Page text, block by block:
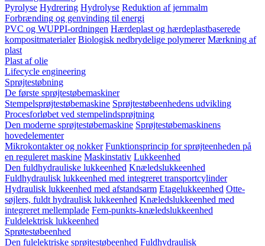
Pyrolyse Hydrering Hydrolyse Reduktion af jernmalm
Forbrænding og genvinding til energi
PVC og WUPPI-ordningen Hærdeplast og hærdeplastbaserede
kompositmaterialer Biologisk nedbrydelige polymerer Mærkning af
plast
Plast af olie
Lifecycle engineering
Sprøjtestøbning
De første sprøjtestøbemaskiner
Stempelsprøjtestøbemaskine Sprøjtestøbeenhedens udvikling
Procesforløbet ved stempelindsprøjtning
Den moderne sprøjtestøbemaskine Sprøjtestøbemaskinens
hovedelementer
Mikrokontakter og nokker Funktionsprincip for sprøjteenheden på
en reguleret maskine Maskinstativ Lukkeenhed
Den fuldhydrauliske lukkeenhed Knæledslukkeenhed
Fuldhydraulisk lukkeenhed med integreret transportcylinder
Hydraulisk lukkeenhed med afstandsarm Etagelukkeenhed Otte-
søjlers, fuldt hydraulisk lukkeenhed Knæledslukkeenhed med
integreret mellemplade Fem-punkts-knæledslukkeenhed
Fuldelektrisk lukkeenhed
Sprøtestøbeenhed
Den fulelektriske sprøjtestøbeenhed Fuldhydraulisk